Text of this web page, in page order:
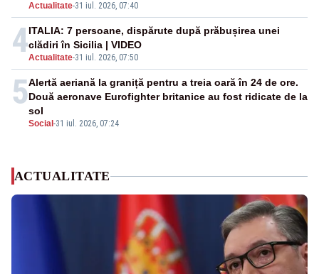
Actualitate-31 iul. 2026, 07:40
4Actualitate-31 iul. 2026, 07:50
ITALIA: 7 persoane, dispărute după prăbușirea unei
clădiri în Sicilia | VIDEO
5
Social -31 iul. 2026, 07:24
Alertă aeriană la graniță pentru a treia oară în 24 de ore.
Două aeronave Eurofighter britanice au fost ridicate de la
sol
ACTUALITATE